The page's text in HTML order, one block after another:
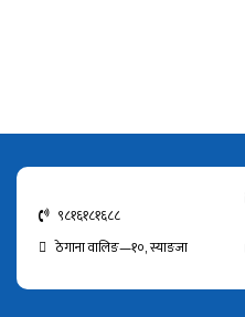
९८१६१८१६८८
ठेगाना वालिङ—१०, स्याङजा